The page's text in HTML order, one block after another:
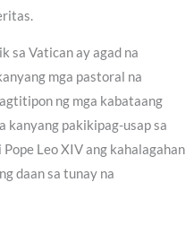
sa Vatican ay agad na
mga pastoral na
ng mga kabataang
kanyang pakikipag-usap sa
Leo XIV ang kahalagahan
daan sa tunay na